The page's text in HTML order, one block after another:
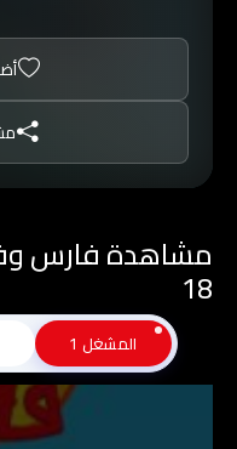
في
18
المشغل 1